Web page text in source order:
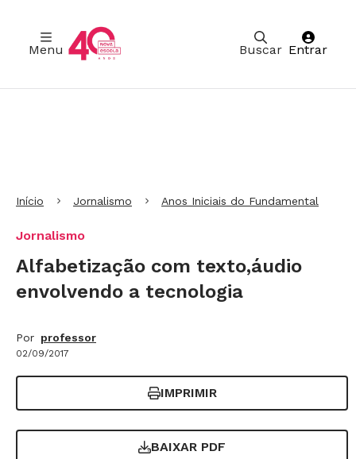
Buscar
Menu Entrar
Início Jornalismo Anos Iniciais do Fundamental
Jornalismo
Alfabetização com texto,áudio
envolvendo a tecnologia
Por professor
02/09/2017
IMPRIMIR
BAIXAR PDF